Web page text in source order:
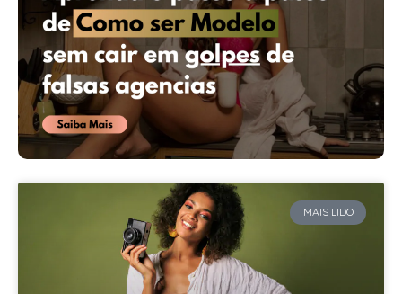
MAIS LIDO